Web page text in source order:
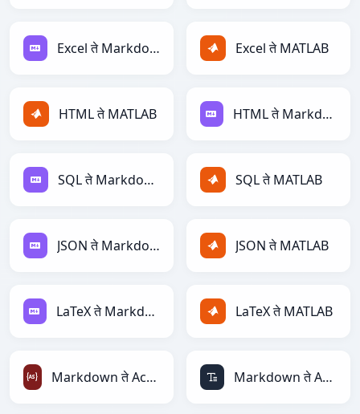
Excel ते Markdown Excel ते MATLAB
HTML ते MATLAB HTML ते Markdown
SQL ते Markdown SQL ते MATLAB
JSON ते Markdown JSON ते MATLAB
LaTeX ते Markdown LaTeX ते MATLAB
Markdown ते ActionScript Markdown ते ASCII